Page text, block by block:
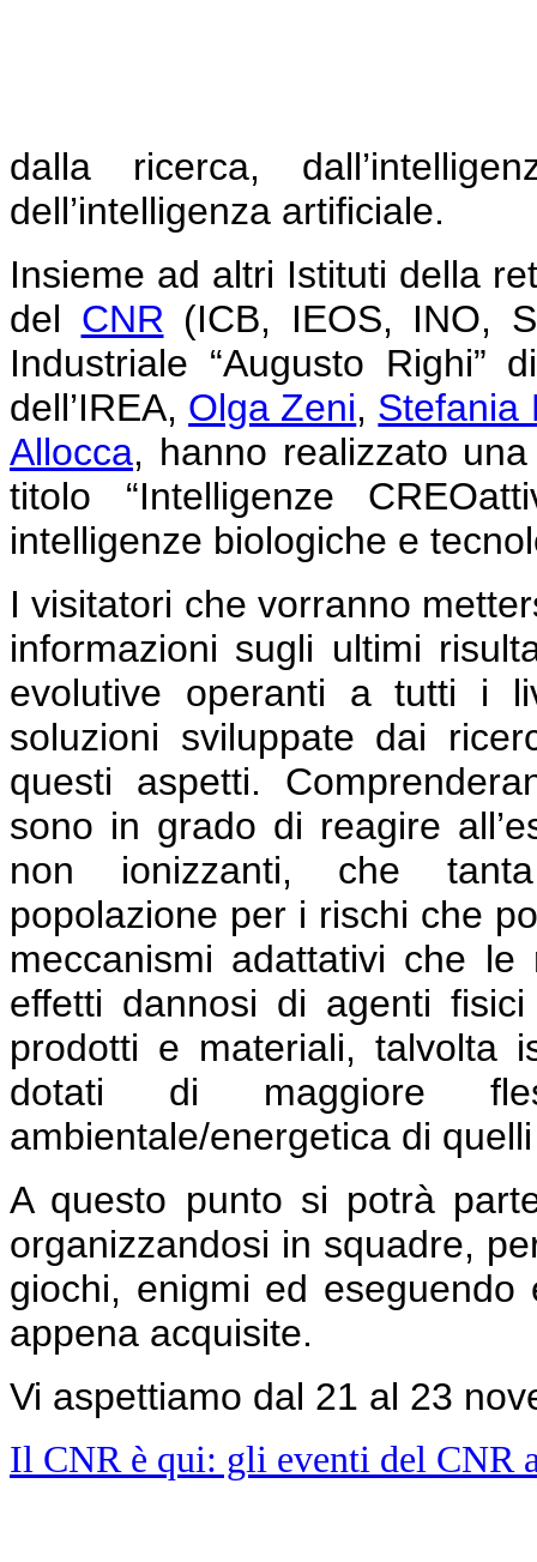
dalla ricerca,
dell’intelligenza artificiale.
Insieme ad altri Istituti della
del CNR (ICB, IEOS, INO,
Industriale “Augusto Righi”
dell’IREA, Olga Zeni, Stefania
Allocca, hanno realizzato
titolo “Intelligenze
intelligenze biologiche e
I visitatori che vorranno
informazioni sugli ultimi
evolutive operanti a tutti i
soluzioni sviluppate dai
questi aspetti.
sono in grado di reagire
non ionizzanti, che
popolazione per i rischi che
meccanismi adattativi che
effetti dannosi di agenti
prodotti e materiali, talvolta
dotati di maggiore
ambientale/energetica di
A questo punto si potrà
organizzandosi in squadre,
giochi, enigmi ed eseguendo
appena acquisite.
Vi aspettiamo dal 21 al 23
Il CNR è qui: gli eventi del CNR